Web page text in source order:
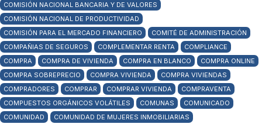
COMISIÓN NACIONAL BANCARIA Y DE VALORES
COMISIÓN NACIONAL DE PRODUCTIVIDAD
COMISIÓN PARA EL MERCADO FINANCIERO
COMITÉ DE ADMINISTRACIÓN
COMPAÑIAS DE SEGUROS
COMPLEMENTAR RENTA
COMPLIANCE
COMPRA
COMPRA DE VIVIENDA COMPRA EN BLANCO
COMPRA ONLINE
COMPRA SOBREPRECIO
COMPRA VIVIENDA
COMPRA VIVIENDAS
COMPRADORES
COMPRAR COMPRAR VIVIENDA
COMPRAVENTA
COMPUESTOS ORGÁNICOS VOLÁTILES
COMUNAS
COMUNICADO
COMUNIDAD
COMUNIDAD DE MUJERES INMOBILIARIAS